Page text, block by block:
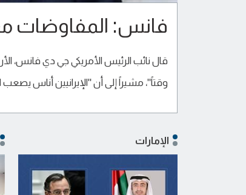
فانس: المفاوضات
قال نائب الرئيس الأمريكي جي دي فانس،
وقتاً"، مشيراً إلى أن "الإيرانيين أناس
الإمارات